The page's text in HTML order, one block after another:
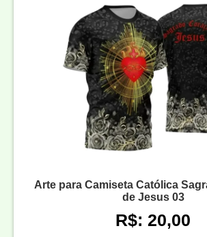
Arte para Camiseta Católica
de Jesus 03
R$: 20,00